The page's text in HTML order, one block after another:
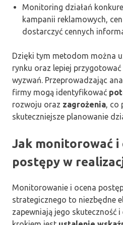
Monitoring działań
kampanii reklamowych,
dostarczyć cennych
Dzięki tym metodom można
rynku oraz lepiej
wyzwań. Przeprowadzając
firmy mogą identyfikować
rozwoju oraz zagrożenia, co
skuteczniejsze planowanie
Jak monitorować i
postępy w
Monitorowanie i ocena
strategicznego to niezbędne
zapewniają jego skuteczność